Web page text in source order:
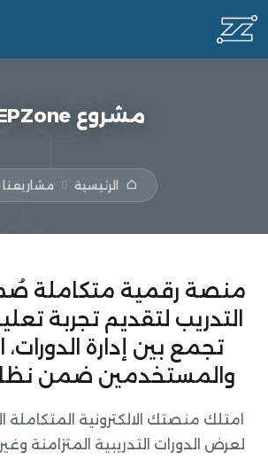
مشروع EPZone
الرئيسية مشاريعنا
منصة رقمية متكاملة
التدريب لتقديم تجربة
تجمع بين إدارة
والمستخدمين ضمن
امتلك منصتك الالكترونية
لعرض الدورات التدريبية المتزامنة